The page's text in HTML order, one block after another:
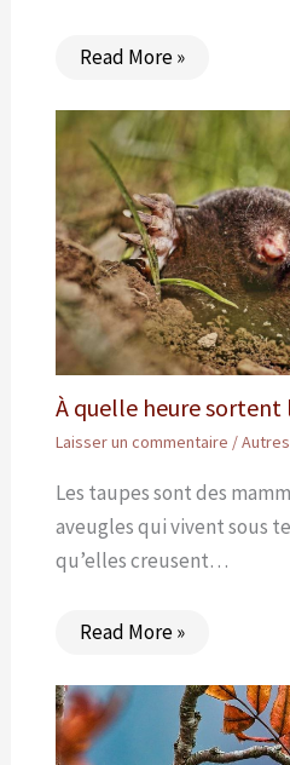
Read More »
À quelle heure sortent
Laisser un commentaire /
Les taupes sont des
aveugles qui vivent sous
qu’elles creusent…
Read More »